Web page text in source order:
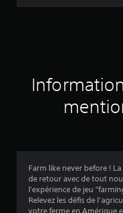
Farm like never before !
de retour avec de tout
l'expérience de jeu
Relevez les défis de